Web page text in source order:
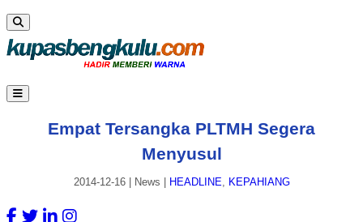
Empat Tersangka PLTMH Segera
Menyusul
2014-12-16| News HEADLINE, KEPAHIANG